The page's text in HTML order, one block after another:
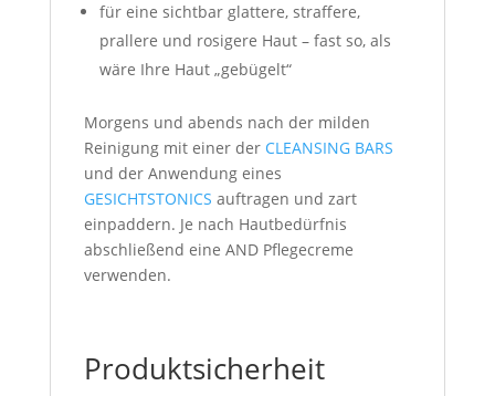
für eine sichtbar glattere, straffere,
prallere und rosigere Haut – fast so, als
wäre Ihre Haut „gebügelt“
Morgens und abends nach der milden
Reinigung mit einer der CLEANSING BARS
und der Anwendung eines
GESICHTSTONICS auftragen und zart
einpaddern. Je nach Hautbedürfnis
abschließend eine AND Pflegecreme
verwenden.
Produktsicherheit